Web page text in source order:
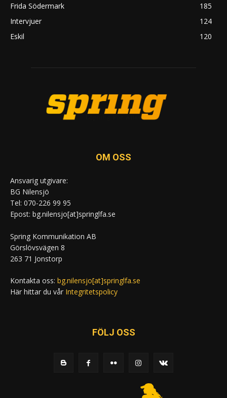
Frida Södermark
185
Intervjuer
124
Eskil
120
OM OSS
Ansvarig utgivare:
BG Nilensjö
Tel: 070-226 99 95
Epost: bg.nilensjo[at]springlfa.se
Spring Kommunikation AB
Görslövsvägen 8
263 71 Jonstorp
Kontakta oss: bg.nilensjo[at]springlfa.se
Här hittar du vår Integritetspolicy
FÖLJ OSS